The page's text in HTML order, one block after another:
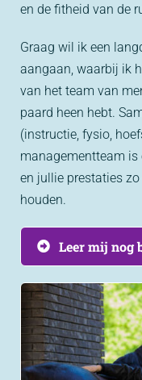
en de fitheid van de
Graag wil ik een
aangaan, waarbij ik
van het team van
paard heen hebt.
(instructie, fysio,
managementteam is
en jullie prestaties
houden.
Leer mij nog